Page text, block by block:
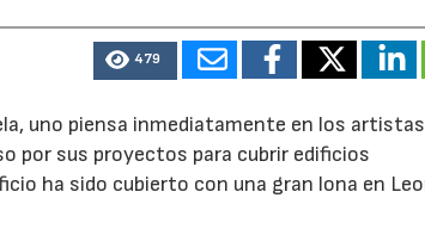
479
uno piensa inmediatamente en los artistas
por sus proyectos para cubrir edificios
ha sido cubierto con una gran lona en